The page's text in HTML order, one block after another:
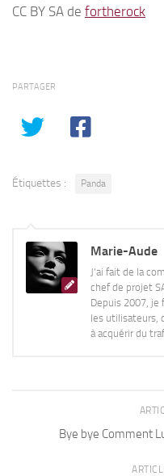
CC BY SA de fortherock
PARTAGER
Étiquettes : Panda
Marie-Aude
J'ai fait de la
chef de projet
Depuis 2007, je
les utilisateurs,
à acquérir du
Bye bye Comment